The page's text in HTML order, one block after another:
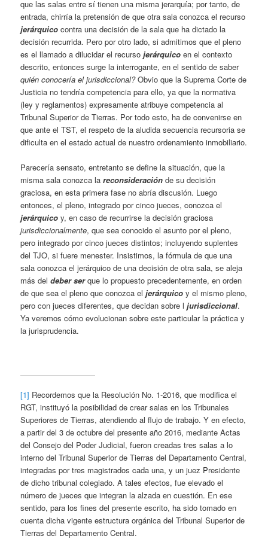
que las salas entre sí tienen una misma jerarquía; por tanto, de
entrada, chirría la pretensión de que otra sala conozca el recurso
jerárquico contra una decisión de la sala que ha dictado la
decisión recurrida. Pero por otro lado, si admitimos que el pleno
es el llamado a dilucidar el recursojerárquicoen el contexto
descrito, entonces surge la interrogante, en el sentido de saber
quién conocería el jurisdiccional?Obvio que la Suprema Corte de
Justicia no tendría competencia para ello, ya que la normativa
(ley y reglamentos) expresamente atribuye competencia al
Tribunal Superior de Tierras. Por todo esto, ha de convenirse en
que ante el TST, el respeto de la aludida secuencia recursoria se
dificulta en el estado actual de nuestro ordenamiento inmobiliario.
Parecería sensato, entretanto se define la situación, que la
misma sala conozca lareconsideración de su decisión
graciosa, en esta primera fase no abría discusión. Luego
entonces, el pleno, integrado por cinco jueces, conozca el
jerárquico y, en caso de recurrirse la decisión graciosa
jurisdiccionalmente, que sea conocido el asunto por el pleno,
pero integrado por cinco jueces distintos; incluyendo suplentes
del TJO, si fuere menester. Insistimos, la fórmula de que una
sala conozca el jerárquico de una decisión de otra sala, se aleja
más deldeber serque lo propuesto precedentemente, en orden
de que sea el pleno que conozca eljerárquico y el mismo pleno,
pero con jueces diferentes, que decidan sobre ljurisdiccional.
Ya veremos cómo evolucionan sobre este particular la práctica y
la jurisprudencia.
[1] Recordemos que la Resolución No. 1-2016, que modifica el
RGT, instituyó la posibilidad de crear salas en los Tribunales
Superiores de Tierras, atendiendo al flujo de trabajo. Y en efecto,
a partir del 3 de octubre del presente año 2016, mediante Actas
del Consejo del Poder Judicial, fueron creadas tres salas a lo
interno del Tribunal Superior de Tierras del Departamento Central,
integradas por tres magistrados cada una, y un juez Presidente
de dicho tribunal colegiado. A tales efectos, fue elevado el
número de jueces que integran la alzada en cuestión. En ese
sentido, para los fines del presente escrito, ha sido tomado en
cuenta dicha vigente estructura orgánica del Tribunal Superior de
Tierras del Departamento Central.